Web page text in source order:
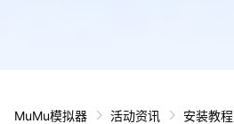
MuMu模拟器 活动资讯 安装教程